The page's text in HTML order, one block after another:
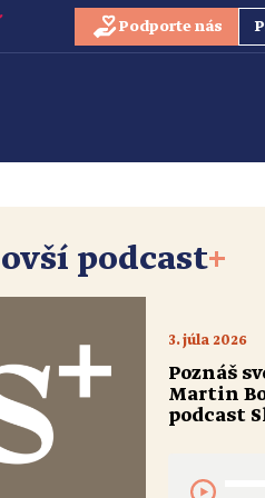
Podporte nás
podcast+
3. júla 2026
Poznáš
Martin
podcast